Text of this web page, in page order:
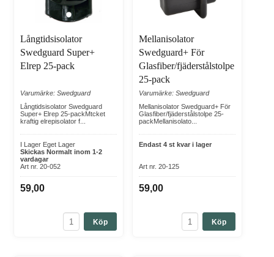
Långtidsisolator
Swedguard Super+
Elrep 25-pack
Varumärke: Swedguard
Långtidsisolator Swedguard
Super+ Elrep 25-packMtcket
kraftig elrepisolator f...
I Lager Eget Lager
Skickas Normalt inom 1-2
vardagar
Art nr. 20-052
59,00
Köp
Mellanisolator
Swedguard+ För
Glasfiber/fjäderstålstolpe
25-pack
Varumärke: Swedguard
Mellanisolator Swedguard+ För
Glasfiber/fjäderstålstolpe 25-
packMellanisolato...
Endast 4 st kvar i lager
Art nr. 20-125
59,00
Köp